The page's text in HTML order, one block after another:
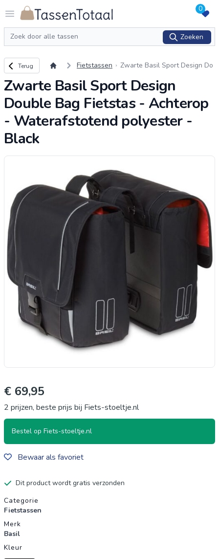
Open menu
Logo Tassentotaal.nl 0
Zoeken
Zoeken
Terug naar overzicht
Terug Fietstassen
Zwarte Basil Sport Design Do
Waterafstotend polyester - Bl
Zwarte Basil Sport Design
Double Bag Fietstas - Achterop
- Waterafstotend polyester -
Black
€ 69,95
2 prijzen, beste prijs bij Fiets-stoeltje.nl
Bestel op Fiets-stoeltje.nl
Bewaar als favoriet
Dit product wordt gratis verzonden
Productgegevens
Categorie
Fietstassen
Merk
Basil
Kleur